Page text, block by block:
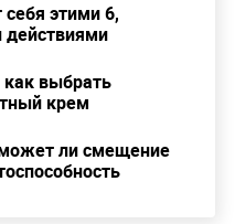
этими 6,
как выбрать
крем
ли смещение